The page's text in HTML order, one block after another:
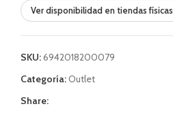
Ver disponibilidad en tiendas físicas
SKU:6942018200079
Categoría:Outlet
Share: